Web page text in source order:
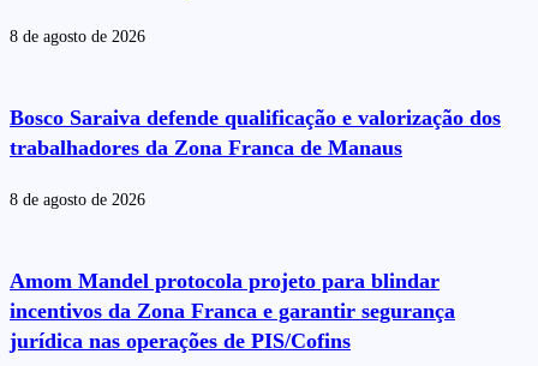
8 de agosto de 2026
Bosco Saraiva defende qualificação e valorização dos
trabalhadores da Zona Franca de Manaus
8 de agosto de 2026
Amom Mandel protocola projeto para blindar
incentivos da Zona Franca e garantir segurança
jurídica nas operações de PIS/Cofins